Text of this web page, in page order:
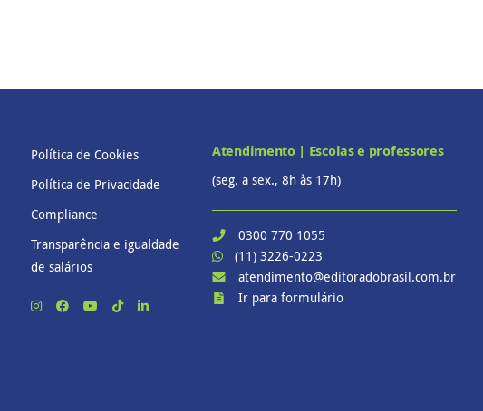
Política de Cookies
Política de Privacidade
Compliance
Transparência e igualdade
de salários
Atendimento | Escolas e professores
(seg. a sex., 8h às 17h)
0300 770 1055
(11) 3226-0223
atendimento@editoradobrasil.com.br
Ir para formulário